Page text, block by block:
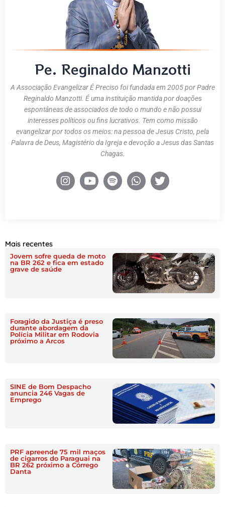
Pe. Reginaldo Manzotti
A Associação Evangelizar É Preciso foi fundada em 2005 por Padre
Reginaldo Manzotti. É uma instituição mantida por doações
espontâneas de associados de todo o mundo e não possui
interesses políticos ou fins lucrativos. Tem como missão
evangelizar por todos os meios: na pessoa de Jesus Cristo, pela
Palavra de Deus, Magistério da Igreja e devoção a Jesus das Santas
Chagas.
Mais recentes
Jovem sofre queda de moto
na BR 262 e fica em estado
grave de saúde
Foragido da Justiça é preso
durante abordagem da
Polícia Militar em Rodovia
próximo a Arcos
SINE de Bom Despacho
anuncia 246 Vagas de
Emprego
PRF apreende 75 mil maços
de cigarros do Paraguai na
BR 262 próximo a Córrego
Danta